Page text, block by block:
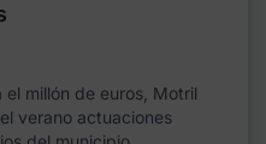
millón de euros, Motril
verano actuaciones